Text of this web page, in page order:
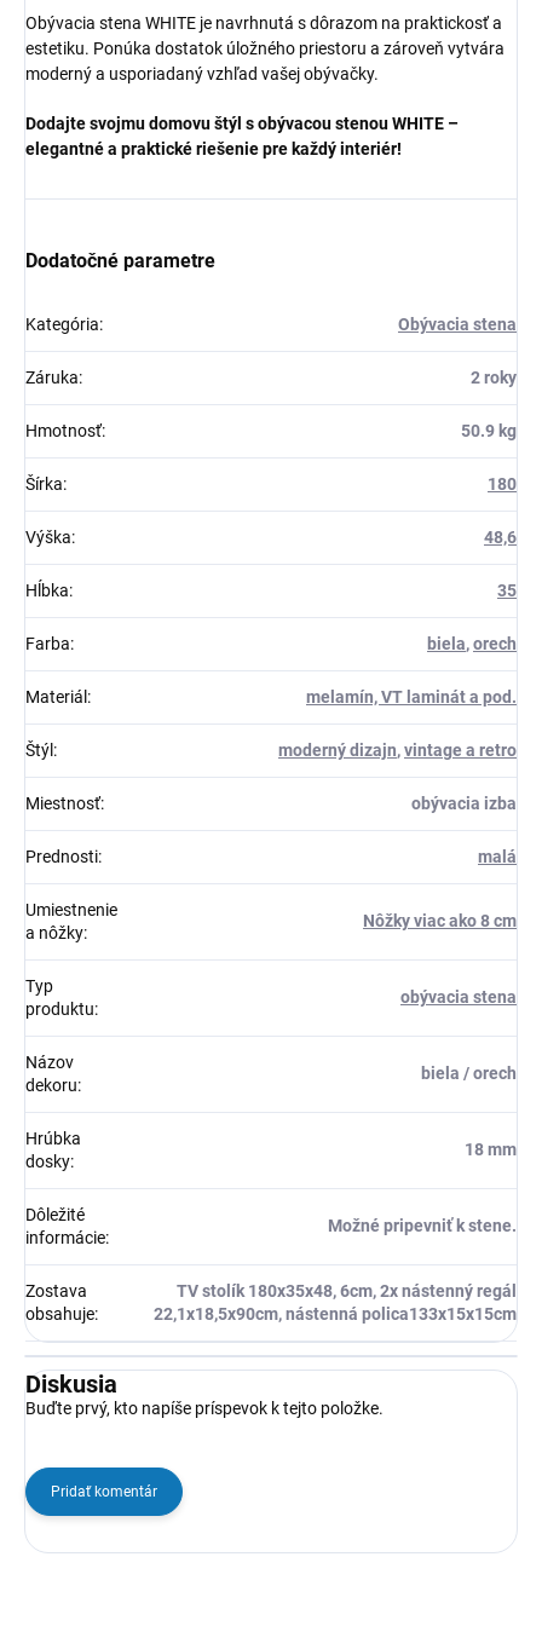
Obývacia stena WHITE je navrhnutá s dôrazom na praktickosť a
estetiku. Ponúka dostatok úložného priestoru a zároveň vytvára
moderný a usporiadaný vzhľad vašej obývačky.
Dodajte svojmu domovu štýl s obývacou stenou WHITE –
elegantné a praktické riešenie pre každý interiér!
Dodatočné parametre
Kategória: Obývacia stena
Záruka: 2 roky
Hmotnosť: 50.9 kg
Šírka: 180
Výška: 48,6
Hĺbka: 35
Farba: biela,orech
Materiál : melamín, VT laminát a pod.
Štýl : moderný dizajn,vintage a retro
Miestnosť: obývacia izba
Prednosti: malá
Umiestnenie
a nôžky:
Nôžky viac ako 8 cm
Typ
produktu:
obývacia stena
Názov
dekoru:
biela / orech
Hrúbka
dosky:
18 mm
Dôležité
informácie:
Možné pripevniť k stene.
Zostava
obsahuje:
TV stolík 180x35x48, 6cm, 2x nástenný regál
22,1x18,5x90cm, nástenná polica133x15x15cm
Diskusia
Buďte prvý, kto napíše príspevok k tejto položke.
Pridať komentár